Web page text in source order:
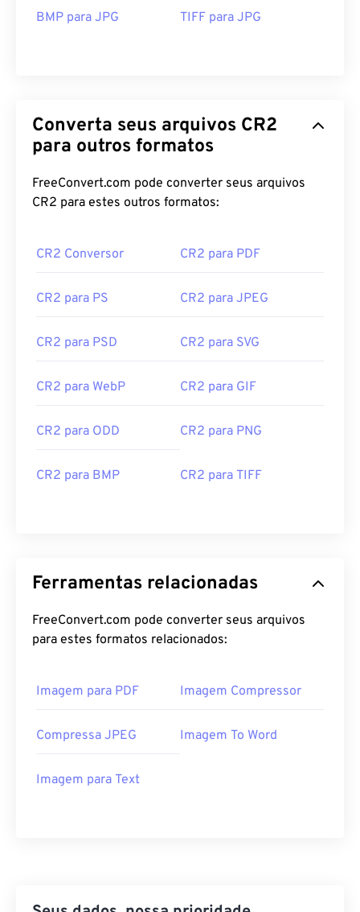
BMP para JPG TIFF para JPG
Converta seus arquivos CR2
para outros formatos
FreeConvert.com pode converter seus arquivos
CR2 para estes outros formatos:
CR2 Conversor CR2 para PDF
CR2 para PS CR2 para JPEG
CR2 para PSD CR2 para SVG
CR2 para WebP CR2 para GIF
CR2 para ODD CR2 para PNG
CR2 para BMP CR2 para TIFF
Ferramentas relacionadas
FreeConvert.com pode converter seus arquivos
para estes formatos relacionados:
Imagem para PDF Imagem Compressor
Compressa JPEG Imagem To Word
Imagem para Text